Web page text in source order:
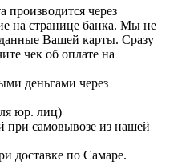
через
на странице банка. Мы не
Вашей карты. Сразу
чек об оплате на
деньгами через
юр. лиц)
самовывозе из нашей
доставке по Самаре.